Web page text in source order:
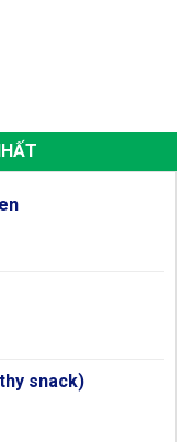
snack)